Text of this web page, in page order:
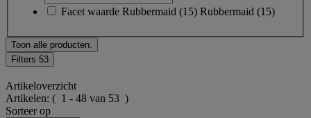
Facet waarde Rubbermaid (15) Rubbermaid (15)
Toon alle producten.
Filters 53
Artikeloverzicht
Artikelen: ( 1 - 48 van 53 )
Sorteer op